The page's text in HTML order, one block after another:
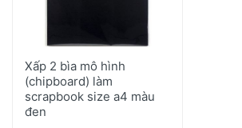
Xấp 2 bìa mô hình
(chipboard) làm
scrapbook size a4 màu
đen